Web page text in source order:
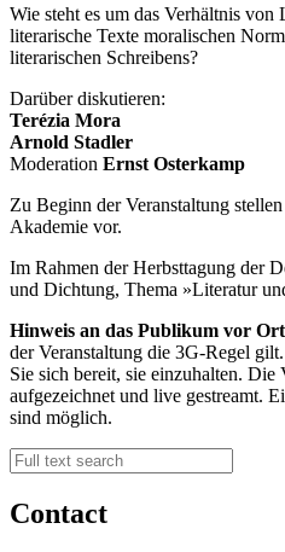
Wie steht es um das Verhältnis
literarische Texte moralischen
literarischen Schreibens?
Darüber diskutieren:
Terézia Mora
Arnold Stadler
Moderation Ernst Osterkamp
Zu Beginn der Veranstaltung
Akademie vor.
Im Rahmen der Herbsttagung der
und Dichtung, Thema »Literatur
Hinweis an das Publikum vor
der Veranstaltung die 3G-Regel
Sie sich bereit, sie einzuhalten. Die
aufgezeichnet und live gestreamt.
sind möglich.
Contact